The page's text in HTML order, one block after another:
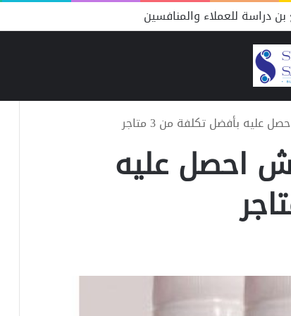
دراسة للعملاء والمنافسين
بأفضل تكلفة من 3 متاجر
احصل عليه